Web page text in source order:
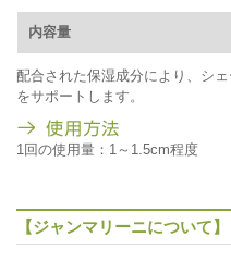
内容量
配合された保湿成分により、シ
をサポートします。
1回の使用量：1～1.5cm程度
【ジャンマリーニについて】